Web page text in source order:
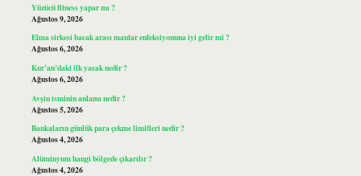
Yüzücü fitness yapar mı ?
Ağustos 9, 2026
Elma sirkesi bacak arası mantar enfeksiyonuna iyi gelir mi ?
Ağustos 6, 2026
Kur’an’daki ilk yasak nedir ?
Ağustos 6, 2026
Avşin isminin anlamı nedir ?
Ağustos 5, 2026
Bankaların günlük para çekme limitleri nedir ?
Ağustos 4, 2026
Alüminyum hangi bölgede çıkarılır ?
Ağustos 4, 2026